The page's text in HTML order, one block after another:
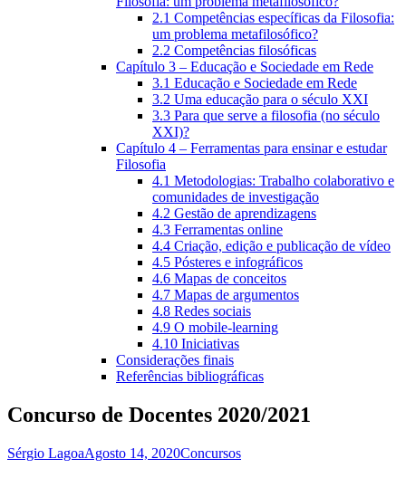
2.1 Competências específicas da Filosofia:
um problema metafilosófico?
2.2 Competências filosóficas
Capítulo 3 – Educação e Sociedade em Rede
3.1 Educação e Sociedade em Rede
3.2 Uma educação para o século XXI
3.3 Para que serve a filosofia (no século
XXI)?
Capítulo 4 – Ferramentas para ensinar e estudar
Filosofia
4.1 Metodologias: Trabalho colaborativo e
comunidades de investigação
4.2 Gestão de aprendizagens
4.3 Ferramentas online
4.4 Criação, edição e publicação de vídeo
4.5 Pósteres e infográficos
4.6 Mapas de conceitos
4.7 Mapas de argumentos
4.8 Redes sociais
4.9 O mobile-learning
4.10 Iniciativas
Considerações finais
Referências bibliográficas
Concurso de Docentes 2020/2021
Sérgio LagoaAgosto 14, 2020Concursos